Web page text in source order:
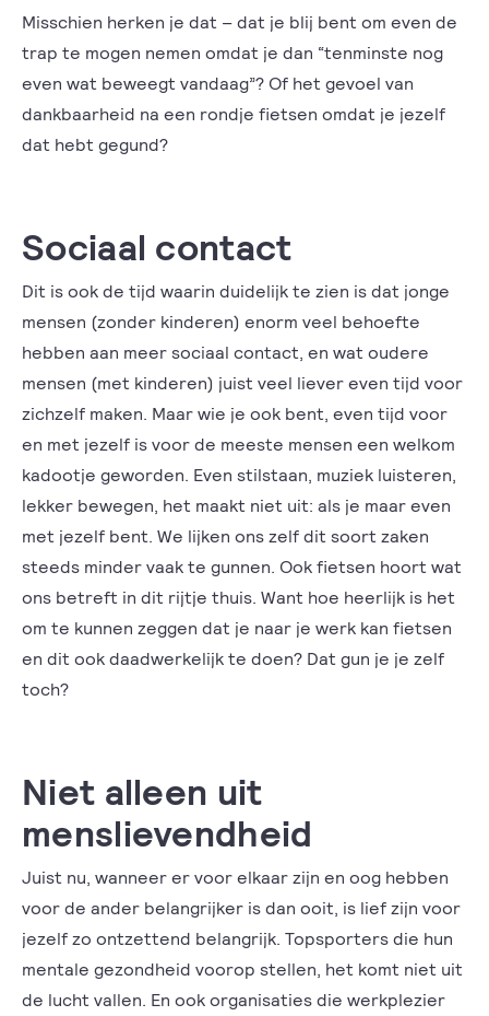
Misschien herken je dat – dat je blij bent om even de
trap te mogen nemen omdat je dan “tenminste nog
even wat beweegt vandaag”? Of het gevoel van
dankbaarheid na een rondje fietsen omdat je jezelf
dat hebt gegund?
Sociaal contact
Dit is ook de tijd waarin duidelijk te zien is dat jonge
mensen (zonder kinderen) enorm veel behoefte
hebben aan meer sociaal contact, en wat oudere
mensen (met kinderen) juist veel liever even tijd voor
zichzelf maken. Maar wie je ook bent, even tijd voor
en met jezelf is voor de meeste mensen een welkom
kadootje geworden. Even stilstaan, muziek luisteren,
lekker bewegen, het maakt niet uit: als je maar even
met jezelf bent. We lijken ons zelf dit soort zaken
steeds minder vaak te gunnen. Ook fietsen hoort wat
ons betreft in dit rijtje thuis. Want hoe heerlijk is het
om te kunnen zeggen dat je naar je werk kan fietsen
en dit ook daadwerkelijk te doen? Dat gun je je zelf
toch?
Niet alleen uit
menslievendheid
Juist nu, wanneer er voor elkaar zijn en oog hebben
voor de ander belangrijker is dan ooit, is lief zijn voor
jezelf zo ontzettend belangrijk. Topsporters die hun
mentale gezondheid voorop stellen, het komt niet uit
de lucht vallen. En ook organisaties die werkplezier